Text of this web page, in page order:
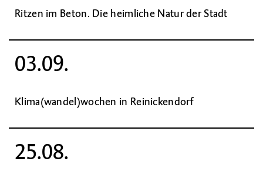
Ritzen im Beton. Die heimliche Natur der Stadt
03.09.
Klima(wandel)wochen in Reinickendorf
25.08.